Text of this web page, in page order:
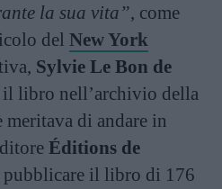
la sua vita”, come
del New York
Sylvie Le Bon de
il libro nell’archivio della
meritava di andare in
Éditions de
pubblicare il libro di 176